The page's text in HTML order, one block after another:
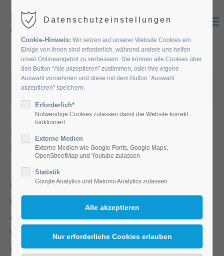
MENU
21.05.2026 07:17
von Diakonie Altenpflege
Beste Stimmung bei
Maifeier
Bei der diesjährigen Maifeier im Elisabethstift
herrschte beste Stimmung. Zu Beginn richtete
der neue Bürgermeister von Adlkofen, Lars
Wassereck, einige herzliche Worte an die
Bewohnerinnen und Bewohner und erhielt ein
Datenschutzeinstellungen
Cookie-Hinweis: Wir setzen auf unserer Website Cookies ein.
Einige von ihnen sind erforderlich, während andere uns helfen
unser Onlineangebot zu verbessern. Sie können alle Cookies über
den Button “Alle akzeptieren” zustimmen, oder Ihre eigene
Auswahl vornehmen und diese mit dem Button “Auswahl
akzeptieren” speichern.
Erforderlich*
Notwendige Cookies zulassen damit die Website korrekt
funktioniert
Externe Medien
Externe Medien wie Google Fonts, Google Maps,
OpenStreetMap und Youtube zulassen
Statistik
Google Analytics und Matomo Analytics zulassen